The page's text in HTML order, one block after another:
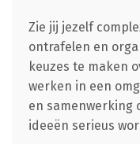
Zie jij jezelf
ontrafelen en
keuzes te maken
werken in een
en samenwerking
ideeën serieus